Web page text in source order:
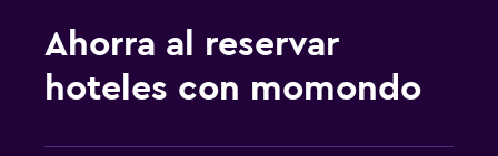
Ahorra al reservar
hoteles con momondo